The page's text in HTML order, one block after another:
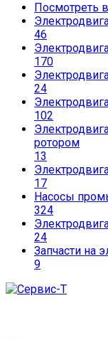
Посмотреть
46
170
24
102
ротором
13
17
Насосы
324
24
Запчасти на
9